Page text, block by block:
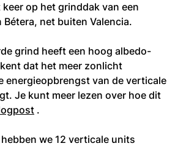
op het grinddak van een
net buiten Valencia.
grind heeft een hoog albedo-
dat het meer zonlicht
energieopbrengst van de verticale
Je kunt meer lezen over hoe dit
.
we 12 verticale units